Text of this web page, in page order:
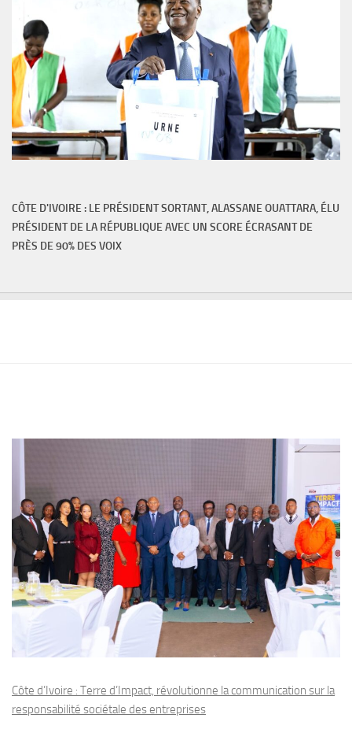
CÔTE D'IVOIRE : LE PRÉSIDENT SORTANT, ALASSANE OUATTARA, ÉLU
PRÉSIDENT DE LA RÉPUBLIQUE AVEC UN SCORE ÉCRASANT DE
PRÈS DE 90% DES VOIX
Côte d’Ivoire : Terre d’Impact, révolutionne la communication sur la
responsabilité sociétale des entreprises